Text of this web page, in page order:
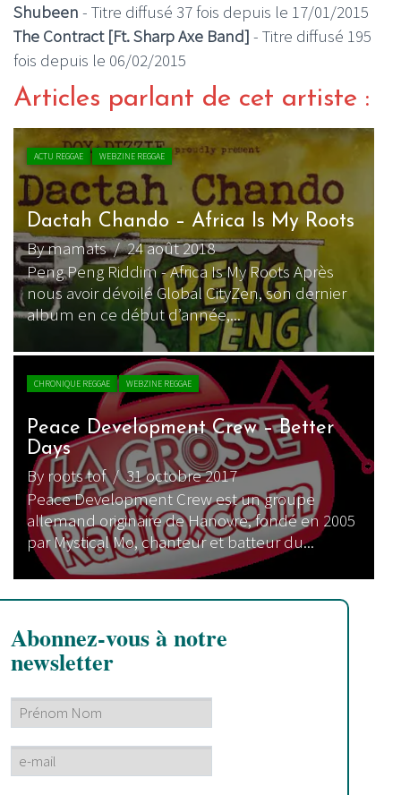
Shubeen - Titre diffusé 37 fois depuis le 17/01/2015
The Contract [Ft. Sharp Axe Band] - Titre diffusé 195
fois depuis le 06/02/2015
Articles parlant de cet artiste :
ACTU REGGAE WEBZINE REGGAE
Dactah Chando – Africa Is My Roots
By mamats/ 24 août 2018
Peng Peng Riddim - Africa Is My Roots Après
nous avoir dévoilé Global CityZen, son dernier
album en ce début d’année,...
CHRONIQUE REGGAE WEBZINE REGGAE
Peace Development Crew – Better
Days
By roots tof/ 31 octobre 2017
Peace Development Crew est un groupe
allemand originaire de Hanovre, fondé en 2005
par Mystical Mo, chanteur et batteur du...
Abonnez-vous à notre
newsletter